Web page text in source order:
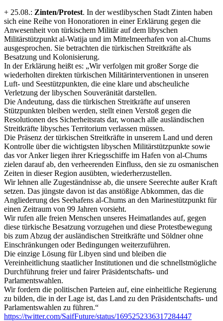
+ 25.08.: Zinten/Protest. In der westlibyschen Stadt Zinten haben
sich eine Reihe von Honoratioren in einer Erklärung gegen die
Anwesenheit von türkischem Militär auf dem libyschen
Militärstützpunkt al-Watija und im Mittelmeerhafen von al-Chums
ausgesprochen. Sie betrachten die türkischen Streitkräfte als
Besatzung und Kolonisierung.
In der Erklärung heißt es: „Wir verfolgen mit großer Sorge die
wiederholten direkten türkischen Militärinterventionen in unseren
Luft- und Seestützpunkten, die eine klare und abscheuliche
Verletzung der libyschen Souveränität darstellen.
Die Andeutung, dass die türkischen Streitkräfte auf unseren
Stützpunkten bleiben werden, stellt einen Verstoß gegen die
Resolutionen des Sicherheitsrats dar, wonach alle ausländischen
Streitkräfte libysches Territorium verlassen müssen.
Die Präsenz der türkischen Streitkräfte in unserem Land und deren
Kontrolle über die wichtigsten libyschen Militärstützpunkte sowie
das vor Anker liegen ihrer Kriegsschiffe im Hafen von al-Chums
zielen darauf ab, den verheerenden Einfluss, den sie zu osmanischen
Zeiten in dieser Region ausübten, wiederherzustellen.
Wir lehnen alle Zugeständnisse ab, die unsere Seerechte außer Kraft
setzen. Das jüngste davon ist das anstößige Abkommen, das die
Angliederung des Seehafens al-Chums an den Marinestützpunkt für
einen Zeitraum von 99 Jahren vorsieht.
Wir rufen alle freien Menschen unseres Heimatlandes auf, gegen
diese türkische Besatzung vorzugehen und diese Protestbewegung
bis zum Abzug der ausländischen Streitkräfte und Söldner ohne
Einschränkungen oder Bedingungen weiterzuführen.
Die einzige Lösung für Libyen sind und bleiben die
Vereinheitlichung staatlicher Institutionen und die schnellstmögliche
Durchführung freier und fairer Präsidentschafts- und
Parlamentswahlen.
Wir fordern die politischen Parteien auf, eine einheitliche Regierung
zu bilden, die in der Lage ist, das Land zu den Präsidentschafts- und
Parlamentswahlen zu führen.“
https://twitter.com/SaifFuture/status/1695252336317284447